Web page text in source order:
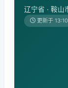
辽宁省 · 鞍山
更新于 13:10